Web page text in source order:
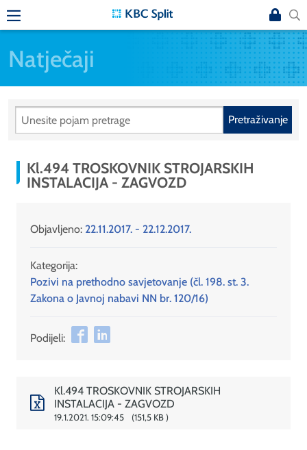
Natječaji
Pretraživanje
Kl.494 TROSKOVNIK STROJARSKIH
INSTALACIJA - ZAGVOZD
Objavljeno: 22.11.2017. - 22.12.2017.
Kategorija:
Pozivi na prethodno savjetovanje (čl. 198. st. 3.
Zakona o Javnoj nabavi NN br. 120/16)
Podijeli:
Kl.494 TROSKOVNIK STROJARSKIH
INSTALACIJA - ZAGVOZD
19.1.2021. 15:09:45 151,5 KB